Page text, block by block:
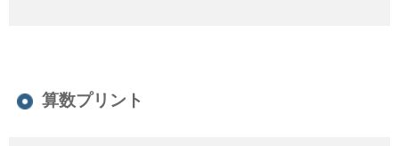
算数プリント